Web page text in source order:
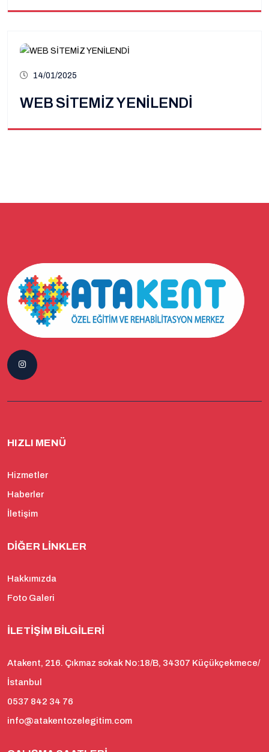
14/01/2025
WEB SİTEMİZ YENİLENDİ
HIZLI MENÜ
Hizmetler
Haberler
İletişim
DIĞER LINKLER
Hakkımızda
Foto Galeri
İLETIŞIM BILGILERI
Atakent, 216. Çıkmaz sokak No:18/B, 34307 Küçükçekmece/
İstanbul
0537 842 34 76
info@atakentozelegitim.com